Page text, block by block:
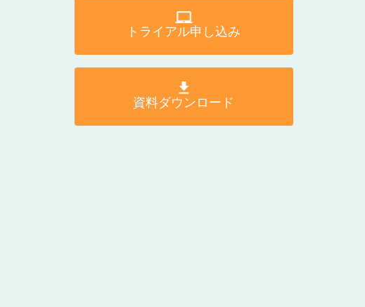
トライアル申し込み
資料ダウンロード